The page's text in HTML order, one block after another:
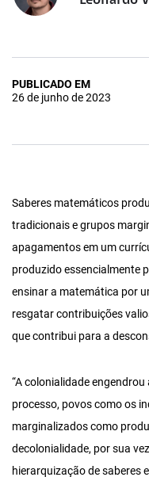
PUBLICADO EM
26 de junho de 2023
Saberes matemáticos
tradicionais e grupos
apagamentos em um
produzido essencialmente
ensinar a matemática por
resgatar contribuições
que contribui para a
“A colonialidade
processo, povos como os
marginalizados como
decolonialidade, por sua
hierarquização de saberes